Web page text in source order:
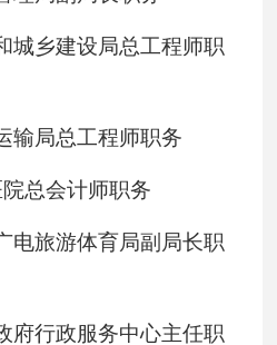
乡建设局总工程师职
局总工程师职务
会计师职务
旅游体育局副局长职
行政服务中心主任职